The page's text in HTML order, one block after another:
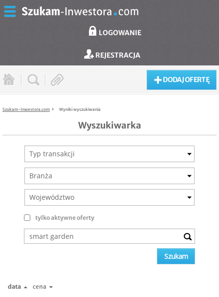
LOGOWANIE
REJESTRACJA
DODAJ OFERTĘ
Szukam-Inwestora.com Wyniki wyszukiwania
Wyszukiwarka
Typ transakcji
Branża
Województwo
tylko aktywne oferty
data cena